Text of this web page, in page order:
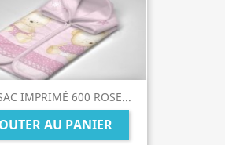
IMPRIMÉ 600 ROSE...
AU PANIER